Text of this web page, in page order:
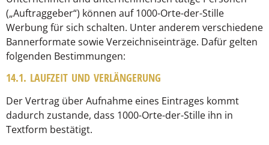
(„Auftraggeber“) können auf 1000-Orte-der-Stille
Werbung für sich schalten. Unter anderem verschiedene
Bannerformate sowie Verzeichniseinträge. Dafür gelten
folgenden Bestimmungen:
14.1. LAUFZEIT UND VERLÄNGERUNG
Der Vertrag über Aufnahme eines Eintrages kommt
dadurch zustande, dass 1000-Orte-der-Stille ihn in
Textform bestätigt.